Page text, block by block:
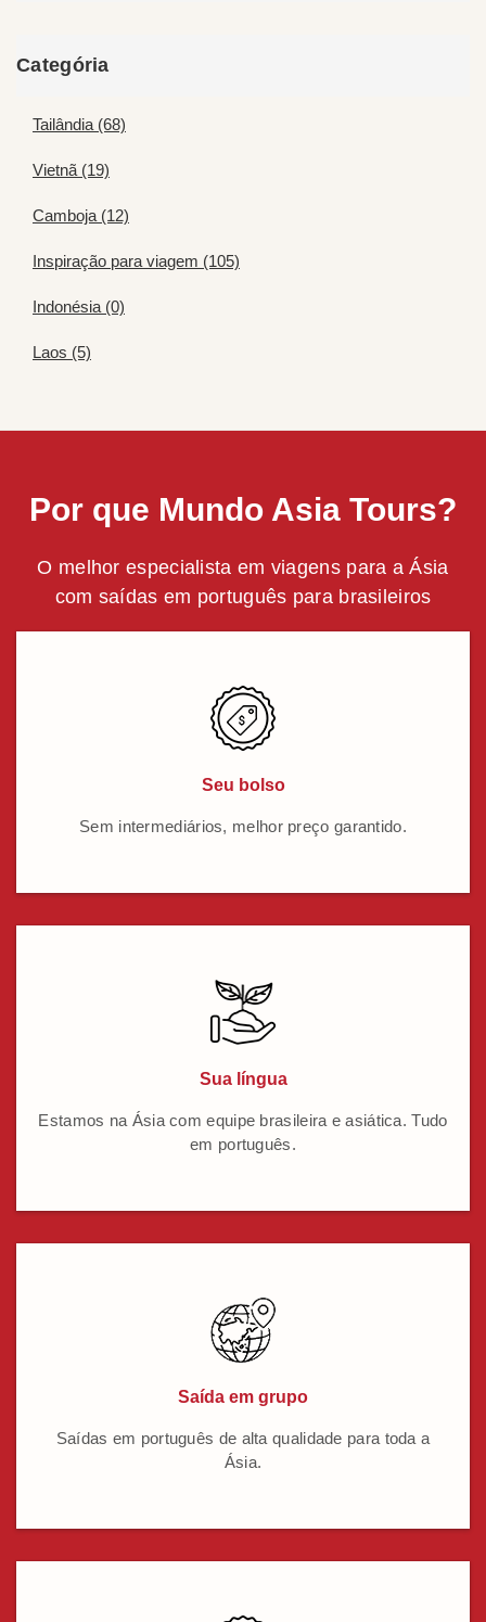
Categória
Tailândia (68)
Vietnã (19)
Camboja (12)
Inspiração para viagem (105)
Indonésia (0)
Laos (5)
Por que Mundo Asia Tours?
O melhor especialista em viagens para a Ásia
com saídas em português para brasileiros
Seu bolso
Sem intermediários, melhor preço garantido.
Sua língua
Estamos na Ásia com equipe brasileira e asiática. Tudo
em português.
Saída em grupo
Saídas em português de alta qualidade para toda a
Ásia.